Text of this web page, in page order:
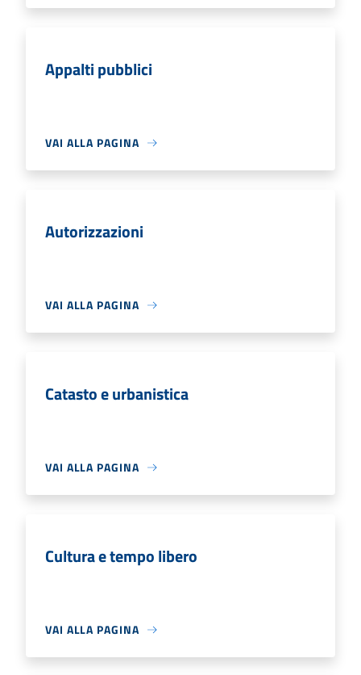
Appalti pubblici
VAI ALLA PAGINA
Autorizzazioni
VAI ALLA PAGINA
Catasto e urbanistica
VAI ALLA PAGINA
Cultura e tempo libero
VAI ALLA PAGINA